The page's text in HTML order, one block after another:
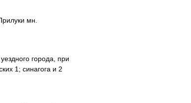
мн.
города, при
1; синагога и 2